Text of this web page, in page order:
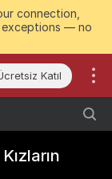
connection,
exceptions — no
Katıl